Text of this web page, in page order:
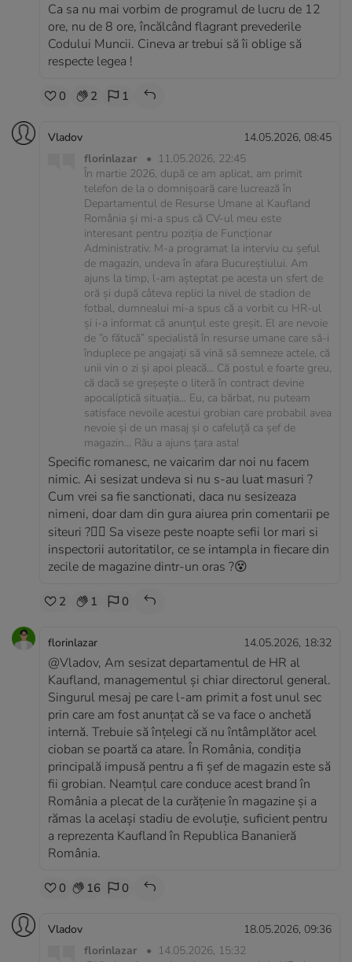
Ca sa nu mai vorbim de programul de lucru de 12
ore, nu de 8 ore, încălcând flagrant prevederile
Codului Muncii. Cineva ar trebui să îi oblige să
respecte legea !
0 2 1
Vladov
14.05.2026, 08:45
florinlazar
• 11.05.2026, 22:45
În martie 2026, după ce am aplicat, am primit
telefon de la o domnișoară care lucrează în
Departamentul de Resurse Umane al Kaufland
România și mi-a spus că CV-ul meu este
interesant pentru poziția de Funcționar
Administrativ. M-a programat la interviu cu șeful
de magazin, undeva în afara Bucureștiului. Am
ajuns la timp, l-am așteptat pe acesta un sfert de
oră și după câteva replici la nivel de stadion de
fotbal, dumnealui mi-a spus că a vorbit cu HR-ul
și i-a informat că anunțul este greșit. El are nevoie
de ”o fătucă” specialistă în resurse umane care să-i
înduplece pe angajați să vină să semneze actele, că
unii vin o zi și apoi pleacă... Că postul e foarte greu,
că dacă se greșește o literă în contract devine
apocaliptică situația... Eu, ca bărbat, nu puteam
satisface nevoile acestui grobian care probabil avea
nevoie și de un masaj și o cafeluță ca șef de
magazin... Rău a ajuns țara asta!
Specific romanesc, ne vaicarim dar noi nu facem
nimic. Ai sesizat undeva si nu s-au luat masuri ?
Cum vrei sa fie sanctionati, daca nu sesizeaza
nimeni, doar dam din gura aiurea prin comentarii pe
siteuri ?🤦‍♂️ Sa viseze peste noapte sefii lor mari si
inspectorii autoritatilor, ce se intampla in fiecare din
zecile de magazine dintr-un oras ?😵
2 1 0
florinlazar 14.05.2026, 18:32
@Vladov, Am sesizat departamentul de HR al
Kaufland, managementul și chiar directorul general.
Singurul mesaj pe care l-am primit a fost unul sec
prin care am fost anunțat că se va face o anchetă
internă. Trebuie să înțelegi că nu întâmplător acel
cioban se poartă ca atare. În România, condiția
principală impusă pentru a fi șef de magazin este să
fii grobian. Neamțul care conduce acest brand în
România a plecat de la curățenie în magazine și a
rămas la același stadiu de evoluție, suficient pentru
a reprezenta Kaufland în Republica Bananieră
România.
0 16 0
Vladov
18.05.2026, 09:36
florinlazar
• 14.05.2026, 15:32